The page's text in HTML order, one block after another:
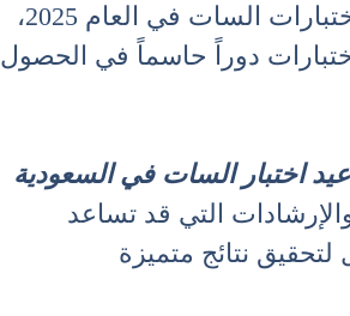
الأمور بمعرفة المواعيد الدقيقة لاختبارات السات في العام 2025،
دوراً حاسماً في الحصول
اختبار السات في السعودية
التي قد تساعد
نتائج متميزة